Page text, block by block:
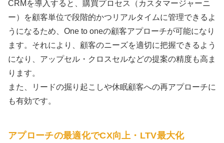
CRMを導入すると、購買プロセス（カスタマージャーニ
ー）を顧客単位で段階的かつリアルタイムに管理できるよ
うになるため、One to oneの顧客アプローチが可能になり
ます。それにより、顧客のニーズを適切に把握できるよう
になり、アップセル・クロスセルなどの提案の精度も高ま
ります。
また、リードの掘り起こしや休眠顧客への再アプローチに
も有効です。
アプローチの最適化でCX向上・LTV最大化